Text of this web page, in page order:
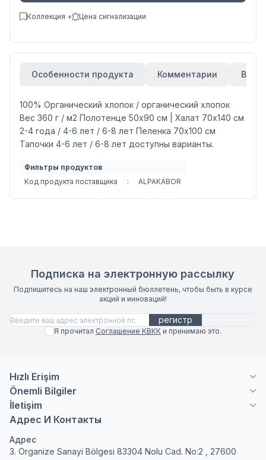
Коллекция + Цена сигнализации
Особенности продукта Комментарии
100% Органический хлопок / органический хлопок
Вес 360 г / м2 Полотенце 50x90 см | Халат 70x140 см
2-4 года / 4-6 лет / 6-8 лет Пеленка 70x100 см
Тапочки 4-6 лет / 6-8 лет доступны варианты.
Фильтры продуктов
Код продукта поставщика
: ALPAKABOR
Подписка на электронную рассылку
Подпишитесь на наш электронный бюллетень, чтобы быть в курсе
акций и инноваций!
регистр
Я прочитал Соглашение КВКК и принимаю это.
Hızlı Erişim
Önemli Bilgiler
İletişim
Адрес И Контакты
Адрес
3. Organize Sanayi Bölgesi 83304 Nolu Cad. No:2 , 27600